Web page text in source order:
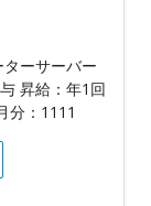
ーサーバー
昇給：年1回
分：1111